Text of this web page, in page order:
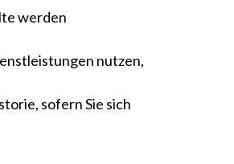
werden
nutzen,
sofern Sie sich